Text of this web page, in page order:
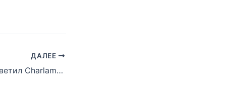
ДАЛЕЕ
Джадакисс просветил Charlamagne о рэперских способностях Эминема